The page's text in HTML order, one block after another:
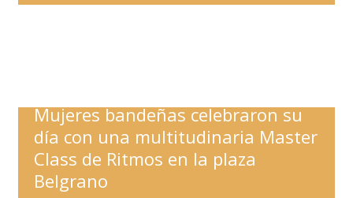
Mujeres bandeñas celebraron su
día con una multitudinaria Master
Class de Ritmos en la plaza
Belgrano